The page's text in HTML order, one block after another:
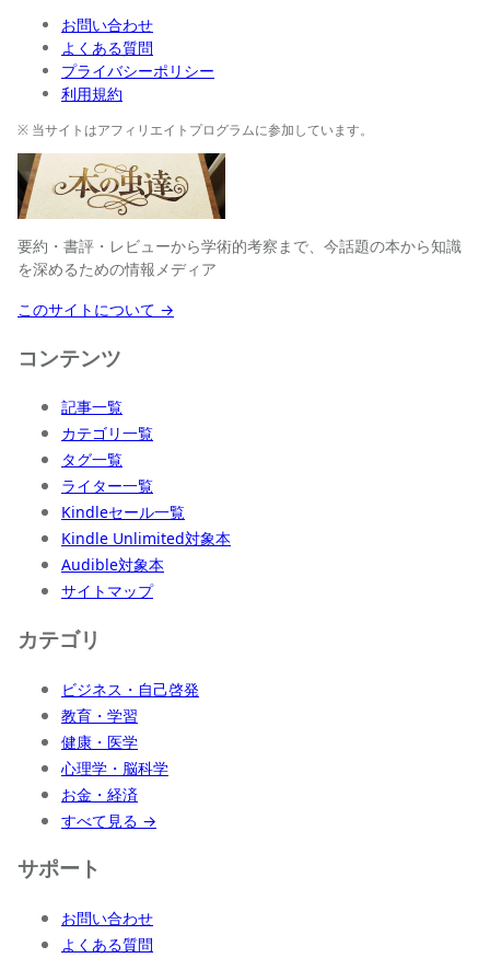
お問い合わせ
よくある質問
プライバシーポリシー
利用規約
※ 当サイトはアフィリエイトプログラムに参加しています。
要約・書評・レビューから学術的考察まで、今話題の本から知識
を深めるための情報メディア
このサイトについて →
コンテンツ
記事一覧
カテゴリ一覧
タグ一覧
ライター一覧
Kindleセール一覧
Kindle Unlimited対象本
Audible対象本
サイトマップ
カテゴリ
ビジネス・自己啓発
教育・学習
健康・医学
心理学・脳科学
お金・経済
すべて見る →
サポート
お問い合わせ
よくある質問